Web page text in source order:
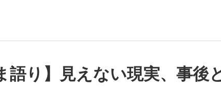
語り】見えない現実、事